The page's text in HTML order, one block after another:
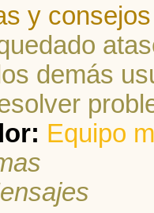
y
demás
Equipo